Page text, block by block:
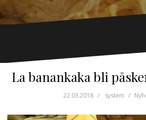
La banankaka bli
22.03.2018 system